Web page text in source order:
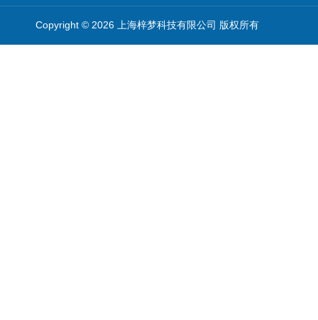
Copyright © 2026 上海梓梦科技有限公司 版权所有